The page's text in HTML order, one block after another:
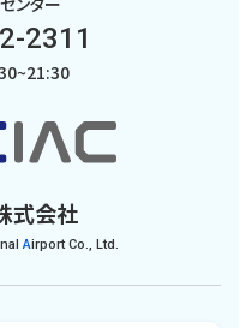
2311
式会社
Airport Co., Ltd.